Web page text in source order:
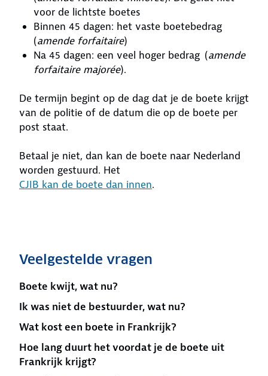
voor de lichtste boetes
Binnen 45 dagen: het vaste boetebedrag
(amende forfaitaire)
Na 45 dagen: een veel hoger bedrag (amende
forfaitaire majorée).
De termijn begint op de dag dat je de boete krijgt
van de politie of de datum die op de boete per
post staat.
Betaal je niet, dan kan de boete naar Nederland
worden gestuurd. Het
CJIB kan de boete dan innen.
Veelgestelde vragen
Boete kwijt, wat nu?
Ik was niet de bestuurder, wat nu?
Wat kost een boete in Frankrijk?
Hoe lang duurt het voordat je de boete uit
Frankrijk krijgt?